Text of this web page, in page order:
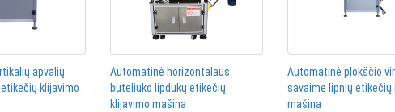
apvalių
klijavimo
Automatinė horizontalaus
buteliuko lipdukų etikečių
klijavimo mašina
Automatinė plokščio
savaime lipnių etikečių
mašina